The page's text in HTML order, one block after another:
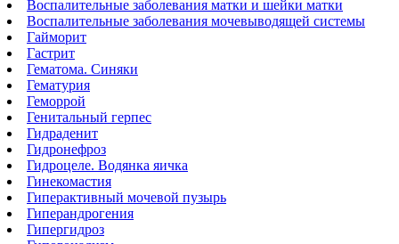
Воспалительные заболевания матки и шейки матки
Воспалительные заболевания мочевыводящей системы
Гайморит
Гастрит
Гематома. Синяки
Гематурия
Геморрой
Генитальный герпес
Гидраденит
Гидронефроз
Гидроцеле. Водянка яичка
Гинекомастия
Гиперактивный мочевой пузырь
Гиперандрогения
Гипергидроз